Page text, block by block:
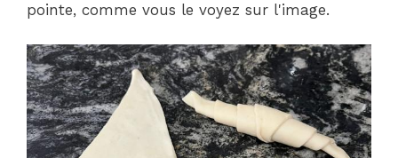
pointe, comme vous le voyez sur l'image.